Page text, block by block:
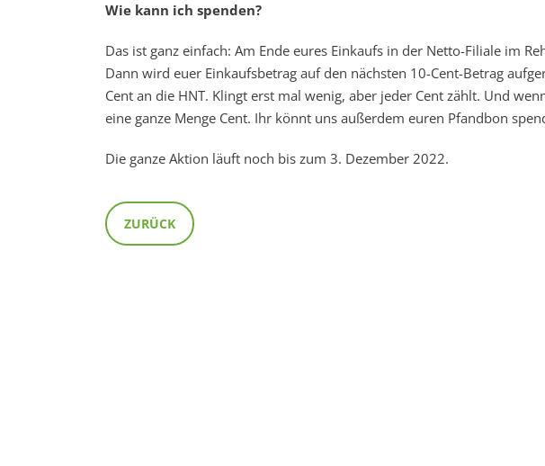
Wie kann ich spenden?
Das ist ganz einfach: Am Ende eures Einkaufs in der Netto-Filiale im
Dann wird euer Einkaufsbetrag auf den nächsten 10-Cent-Betrag
Cent an die HNT. Klingt erst mal wenig, aber jeder Cent zählt. Und
eine ganze Menge Cent. Ihr könnt uns außerdem euren Pfandbon
Die ganze Aktion läuft noch bis zum 3. Dezember 2022.
ZURÜCK